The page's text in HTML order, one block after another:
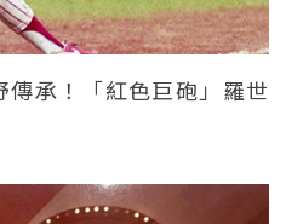
承！「紅色巨砲」羅世